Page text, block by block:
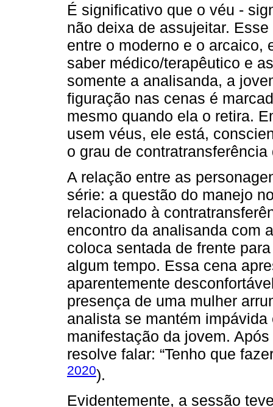
É significativo que o véu -
não deixa de assujeitar.
entre o moderno e o arcaico,
saber médico/terapêutico e
somente a analisanda, a
figuração nas cenas é
mesmo quando ela o retira.
usem véus, ele está,
o grau de contratransferência
A relação entre as
série: a questão do manejo
relacionado à
encontro da analisanda com
coloca sentada de frente
algum tempo. Essa cena
aparentemente
presença de uma mulher
analista se mantém
manifestação da jovem.
resolve falar: “Tenho que
2020).
Evidentemente, a sessão